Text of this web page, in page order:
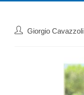
Giorgio Cavazzoli